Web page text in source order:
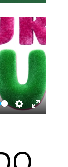
Settings
Enter